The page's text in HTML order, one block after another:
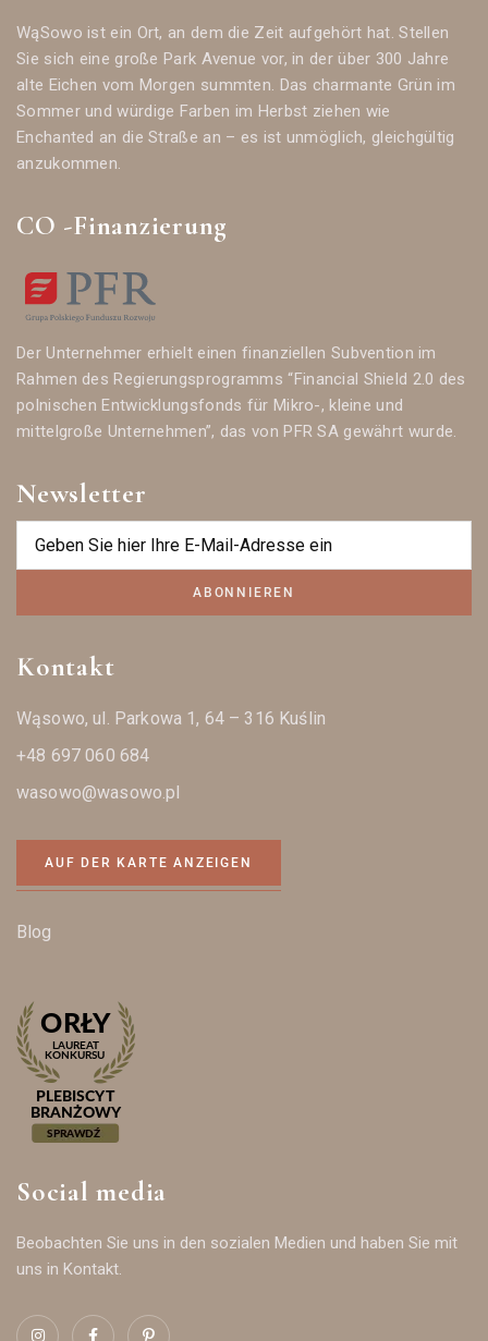
WąSowo ist ein Ort, an dem die Zeit aufgehört hat. Stellen
Sie sich eine große Park Avenue vor, in der über 300 Jahre
alte Eichen vom Morgen summten. Das charmante Grün im
Sommer und würdige Farben im Herbst ziehen wie
Enchanted an die Straße an – es ist unmöglich, gleichgültig
anzukommen.
CO -Finanzierung
Der Unternehmer erhielt einen finanziellen Subvention im
Rahmen des Regierungsprogramms “Financial Shield 2.0 des
polnischen Entwicklungsfonds für Mikro-, kleine und
mittelgroße Unternehmen”, das von PFR SA gewährt wurde.
Newsletter
ABONNIEREN
Kontakt
Wąsowo, ul. Parkowa 1, 64 – 316 Kuślin
+48 697 060 684
wasowo@wasowo.pl
AUF DER KARTE ANZEIGEN
Blog
Social media
Beobachten Sie uns in den sozialen Medien und haben Sie mit
uns in Kontakt.